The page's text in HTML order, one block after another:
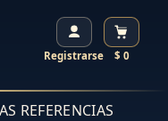
Registrarse $ 0
REFERENCIAS